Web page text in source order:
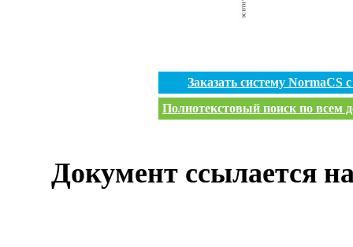
Заказать систему
Полнотекстовый поиск по всем
Документ ссылается